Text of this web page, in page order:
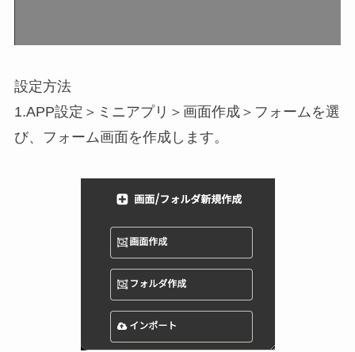
設定方法
1.APP設定＞ミニアプリ＞画面作成＞フォームを選
び、フォーム画面を作成します。